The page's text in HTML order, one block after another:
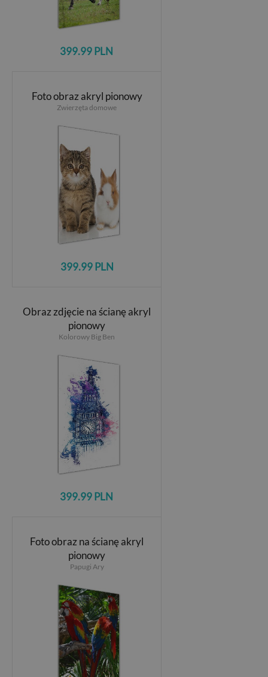
399.99 PLN
Foto obraz akryl pionowy
Zwierzęta domowe
399.99 PLN
Obraz zdjęcie na ścianę akryl
pionowy
Kolorowy Big Ben
399.99 PLN
Foto obraz na ścianę akryl
pionowy
Papugi Ary